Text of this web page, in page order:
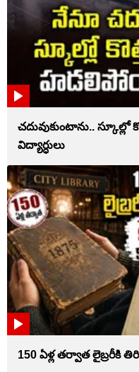
చదువుకుంటాను..
విద్యార్ధులు
150 ఏళ్ల తర్వాత లైబ్రరీకి